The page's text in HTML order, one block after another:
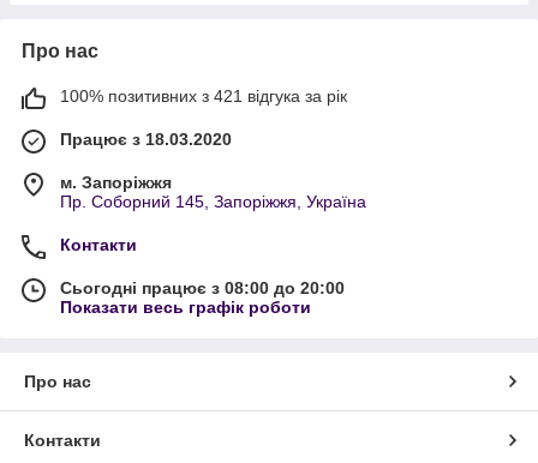
Про нас
100% позитивних з 421 відгука за рік
Працює з 18.03.2020
м. Запоріжжя
Пр. Соборний 145, Запоріжжя, Україна
Контакти
Сьогодні працює з 08:00 до 20:00
Показати весь графік роботи
Про нас
Контакти